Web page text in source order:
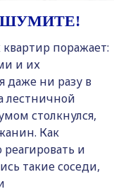
поражает:
и их
даже ни разу в
лестничной
столкнулся,
Как
и
такие соседи,